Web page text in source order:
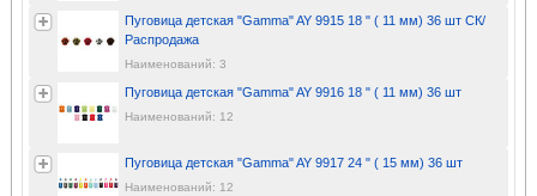
Пуговица детская "Gamma" AY 9915 18 " ( 11 мм) 36 шт СК/
Распродажа
Наименований: 3
Пуговица детская "Gamma" AY 9916 18 " ( 11 мм) 36 шт
Наименований: 12
Пуговица детская "Gamma" AY 9917 24 " ( 15 мм) 36 шт
Наименований: 12